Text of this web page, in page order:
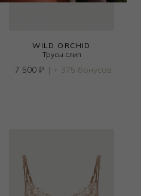
WILD ORCHID
Трусы слип
7 500 ₽ | + 375 бонусов